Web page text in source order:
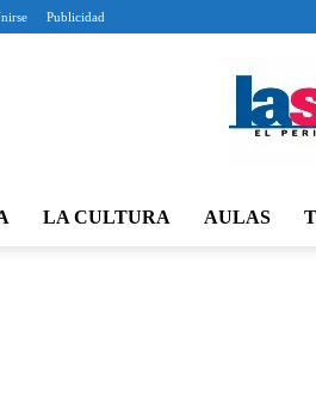
Publicidad
LA CULTURA AULAS